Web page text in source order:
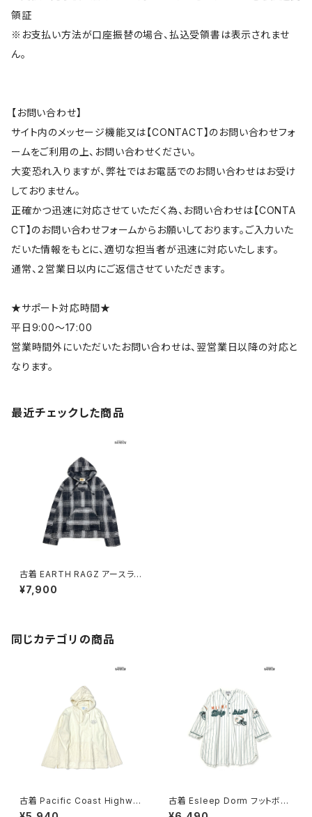
領証
※お支払い方法が口座振替の場合、払込受領書は表示されませ
ん。
【お問い合わせ】
サイト内のメッセージ機能又は【CONTACT】のお問い合わせフォ
ームをご利用の上、お問い合わせください。
大変恐れ入りますが、弊社ではお電話でのお問い合わせはお受け
しておりません。
正確かつ迅速に対応させていただく為、お問い合わせは【CONTA
CT】のお問い合わせフォームからお願いしております。ご入力いた
だいた情報をもとに、適切な担当者が迅速に対応いたします。
通常、２営業日以内にご返信させていただきます。
★サポート対応時間★
平日9:00～17:00
営業時間外にいただいたお問い合わせは、翌営業日以降の対応と
なります。
最近チェックした商品
古着 EARTH RAGZ アースラグ
ズ アメリカ製 チェック柄 長袖
スウェット フーディー パーカー
¥7,900
同じカテゴリの商品
古着 Pacific Coast Highwa
y 胸ロゴ刺繍 無地 コットン10
古着 Esleep Dorm フットボー
ル ストライプ柄 ロゴ バックプリ